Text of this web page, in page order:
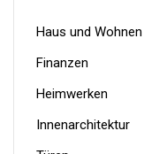
Haus und Wohnen
Finanzen
Heimwerken
Innenarchitektur